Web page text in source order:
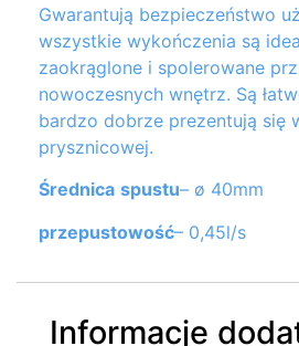
Gwarantują bezpieczeństwo
wszystkie wykończenia są
zaokrąglone i spolerowane
nowoczesnych wnętrz. Są
bardzo dobrze prezentują się
prysznicowej.
Średnica spustu– ø 40mm
przepustowość– 0,45l/s
Informacje